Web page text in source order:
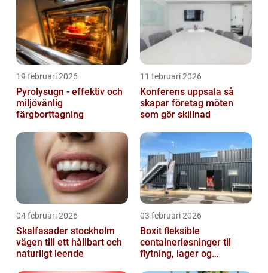
19 februari 2026
Pyrolysugn - effektiv och
miljövänlig
färgborttagning
11 februari 2026
Konferens uppsala så
skapar företag möten
som gör skillnad
04 februari 2026
Skalfasader stockholm
vägen till ett hållbart och
naturligt leende
03 februari 2026
Boxit fleksible
containerløsninger til
flytning, lager og